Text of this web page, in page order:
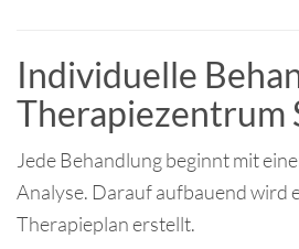
Individuelle
Therapiezentrum
Jede Behandlung beginnt mit
Analyse. Darauf aufbauend wird
Therapieplan erstellt.